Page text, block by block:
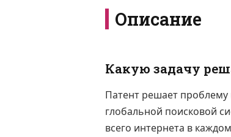
Описание
Какую задачу
Патент решает проблему
глобальной поисковой
всего интернета в